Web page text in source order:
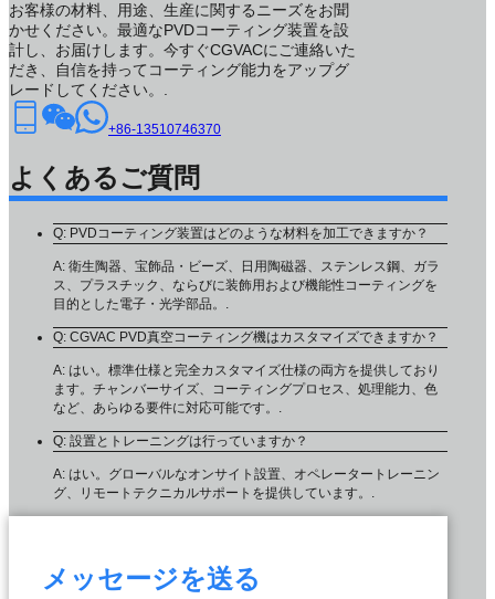
お客様の材料、用途、生産に関するニーズをお聞
かせください。最適なPVDコーティング装置を設
計し、お届けします。今すぐCGVACにご連絡いた
だき、自信を持ってコーティング能力をアップグ
レードしてください。.
+86-13510746370
よくあるご質問
Q: PVDコーティング装置はどのような材料を加工できますか？
A: 衛生陶器、宝飾品・ビーズ、日用陶磁器、ステンレス鋼、ガラ
ス、プラスチック、ならびに装飾用および機能性コーティングを
目的とした電子・光学部品。.
Q: CGVAC PVD真空コーティング機はカスタマイズできますか？
A: はい。標準仕様と完全カスタマイズ仕様の両方を提供しており
ます。チャンバーサイズ、コーティングプロセス、処理能力、色
など、あらゆる要件に対応可能です。.
Q: 設置とトレーニングは行っていますか？
A: はい。グローバルなオンサイト設置、オペレータートレーニン
グ、リモートテクニカルサポートを提供しています。.
メッセージを送る